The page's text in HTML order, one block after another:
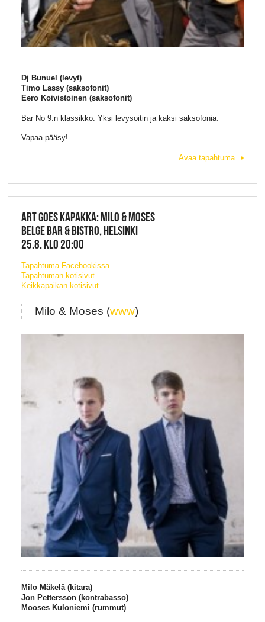
Dj Bunuel (levyt)
Timo Lassy (saksofonit)
Eero Koivistoinen (saksofonit)
Bar No 9:n klassikko. Yksi levysoitin ja kaksi saksofonia.
Vapaa pääsy!
Avaa tapahtuma
ART GOES KAPAKKA: MILO & MOSES
BELGE BAR & BISTRO, HELSINKI
25.8. KLO 20:00
Tapahtuma Facebookissa
Tapahtuman kotisivut
Keikkapaikan kotisivut
Milo & Moses (www)
Milo Mäkelä (kitara)
Jon Pettersson (kontrabasso)
Mooses Kuloniemi (rummut)